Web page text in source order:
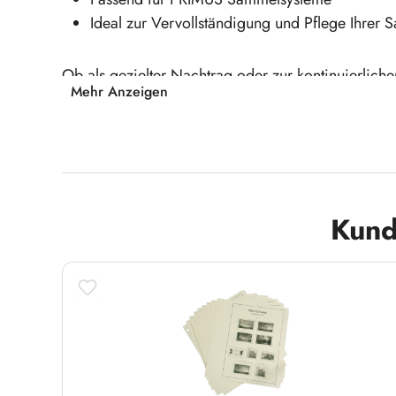
Ideal zur Vervollständigung und Pflege Ihrer
Ob als gezielter Nachtrag oder zur
bieten eine hochwertige und praktische Lösung
Mehr Anzeigen